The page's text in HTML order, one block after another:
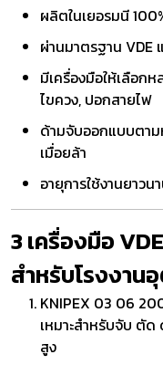
ผลิตในเยอรมนี
ผ่านมาตรฐาน VDE
มีเครื่องมือให้เลือก
ไขควง, ปอกสายไฟ
ด้ามจับออกแบบตาม
เมื่อยล้า
อายุการใช้งานยาวน
3 เครื่องมือ
สำหรับโรงงาน
KNIPEX 03 06
เหมาะสำหรับจับ ตั
สูง